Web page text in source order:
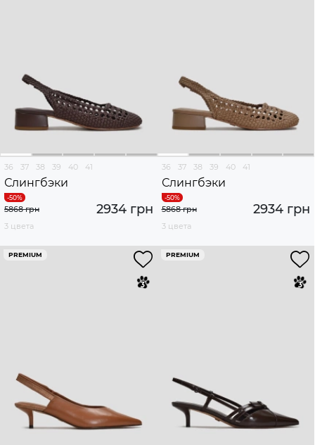
36 37 38 39 40 41
Слингбэки
2934 грн
5868 грн
3 цвета
36 37 38 39 40 41
Слингбэки
2934 грн
5868 грн
3 цвета
PREMIUM PREMIUM